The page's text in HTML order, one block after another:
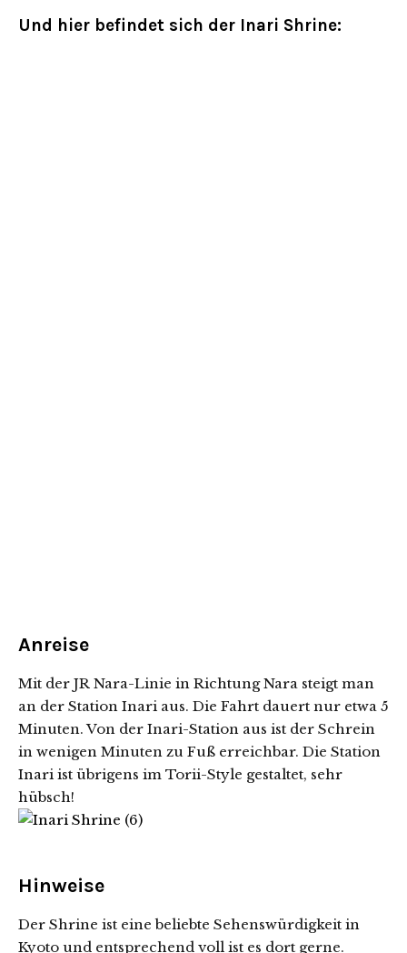
Und hier befindet sich der Inari Shrine:
Anreise
Mit der JR Nara-Linie in Richtung Nara steigt man
an der Station Inari aus. Die Fahrt dauert nur etwa 5
Minuten. Von der Inari-Station aus ist der Schrein
in wenigen Minuten zu Fuß erreichbar. Die Station
Inari ist übrigens im Torii-Style gestaltet, sehr
hübsch!
Hinweise
Der Shrine ist eine beliebte Sehenswürdigkeit in
Kyoto und entsprechend voll ist es dort gerne.